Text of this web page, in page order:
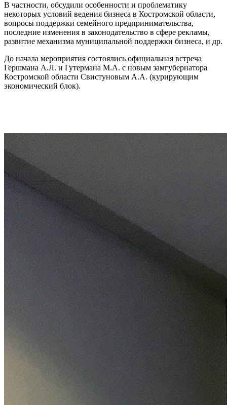
В частности, обсудили особенности и проблематику
некоторых условий ведения бизнеса в Костромской области,
вопросы поддержки семейного предпринимательства,
последние изменения в законодательство в сфере рекламы,
развитие механизма муниципальной поддержки бизнеса, и др.
До начала мероприятия состоялись официальная встреча
Гершмана А.Л. и Гутермана М.А. с новым замгубернатора
Костромской области Свистуновым А.А. (курирующим
экономический блок).